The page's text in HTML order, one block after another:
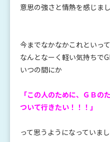
意思の強さと情熱を感じまし
今までなかなかこれといっ
なんとなーく軽い気持ちで
いつの間にか
「この人のために、ＧＢの
ついて行きたい！！！」
って思うようになっていまし